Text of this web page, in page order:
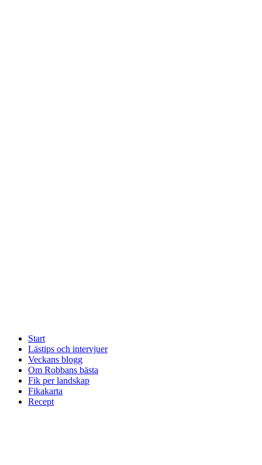
Start
Lästips och intervjuer
Veckans blogg
Om Robbans bästa
Fik per landskap
Fikakarta
Recept